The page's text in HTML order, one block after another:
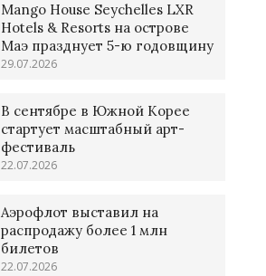
Mango House Seychelles LXR
Hotels & Resorts на острове
Маэ празднует 5-ю годовщину
29.07.2026
В сентябре в Южной Корее
стартует масштабный арт-
фестиваль
22.07.2026
Аэрофлот выставил на
распродажу более 1 млн
билетов
22.07.2026